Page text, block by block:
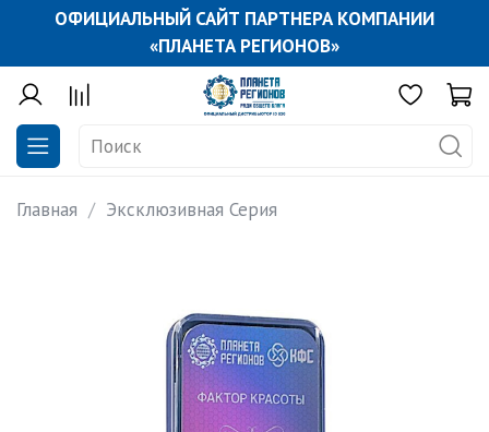
ОФИЦИАЛЬНЫЙ САЙТ ПАРТНЕРА КОМПАНИИ
«ПЛАНЕТА РЕГИОНОВ»
Главная Эксклюзивная Серия